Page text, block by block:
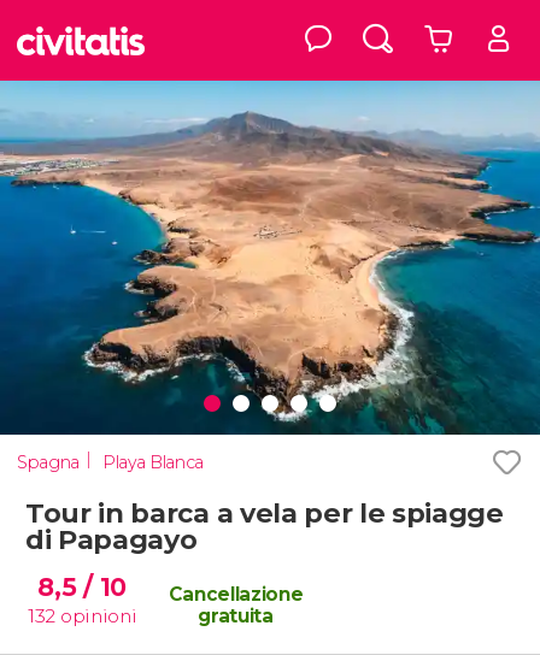
Spagna Playa Blanca
Tour in barca a vela per le spiagge
di Papagayo
8,5/ 10
132 opinioni
Cancellazione
gratuita